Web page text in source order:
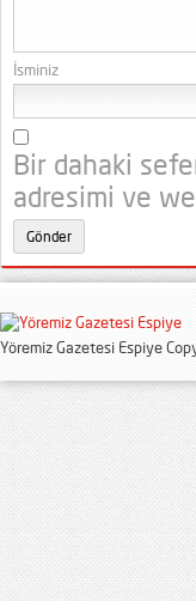
İsminiz
Bir dahaki
adresimi ve
Yöremiz Gazetesi Espiye